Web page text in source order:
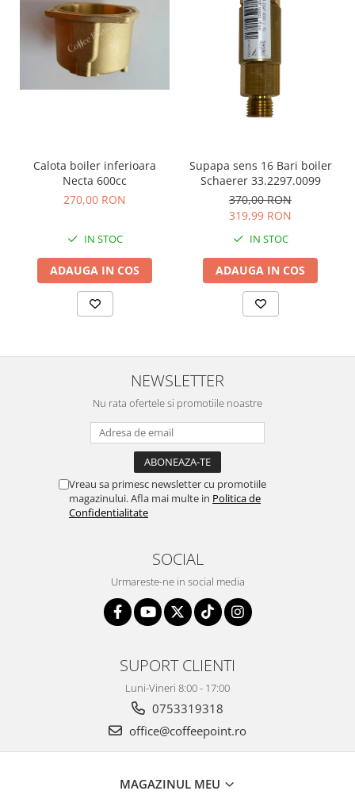
Calota boiler inferioara
Necta 600cc
270,00 RON
IN STOC
ADAUGA IN COS
Supapa sens 16 Bari boiler
Schaerer 33.2297.0099
370,00 RON
319,99 RON
IN STOC
ADAUGA IN COS
NEWSLETTER
Nu rata ofertele si promotiile noastre
Vreau sa primesc newsletter cu promotiile
magazinului. Afla mai multe in Politica de
Confidentialitate
SOCIAL
Urmareste-ne in social media
SUPORT CLIENTI
Luni-Vineri 8:00 - 17:00
0753319318
office@coffeepoint.ro
MAGAZINUL MEU